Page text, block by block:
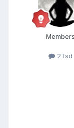
Members
2Tsd